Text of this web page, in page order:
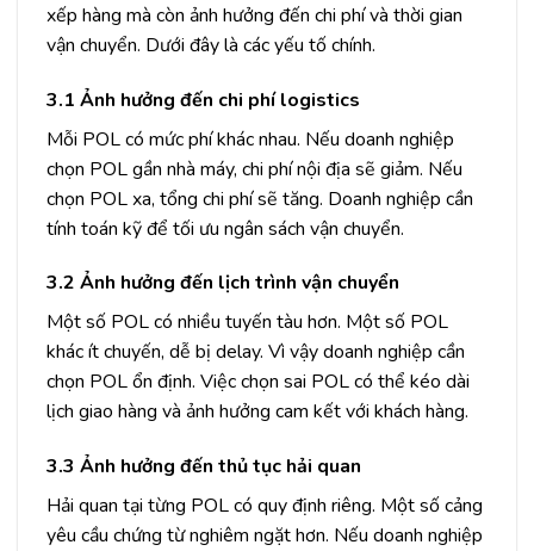
xếp hàng mà còn ảnh hưởng đến chi phí và thời gian
vận chuyển. Dưới đây là các yếu tố chính.
3.1 Ảnh hưởng đến chi phí logistics
Mỗi POL có mức phí khác nhau. Nếu doanh nghiệp
chọn POL gần nhà máy, chi phí nội địa sẽ giảm. Nếu
chọn POL xa, tổng chi phí sẽ tăng. Doanh nghiệp cần
tính toán kỹ để tối ưu ngân sách vận chuyển.
3.2 Ảnh hưởng đến lịch trình vận chuyển
Một số POL có nhiều tuyến tàu hơn. Một số POL
khác ít chuyến, dễ bị delay. Vì vậy doanh nghiệp cần
chọn POL ổn định. Việc chọn sai POL có thể kéo dài
lịch giao hàng và ảnh hưởng cam kết với khách hàng.
3.3 Ảnh hưởng đến thủ tục hải quan
Hải quan tại từng POL có quy định riêng. Một số cảng
yêu cầu chứng từ nghiêm ngặt hơn. Nếu doanh nghiệp